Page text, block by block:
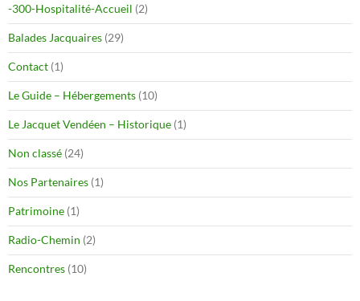
-300-Hospitalité-Accueil (2)
Balades Jacquaires (29)
Contact (1)
Le Guide – Hébergements (10)
Le Jacquet Vendéen – Historique (1)
Non classé (24)
Nos Partenaires (1)
Patrimoine (1)
Radio-Chemin (2)
Rencontres (10)